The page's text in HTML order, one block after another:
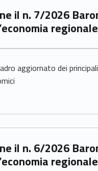
regionale
aggiornato dei
regionale